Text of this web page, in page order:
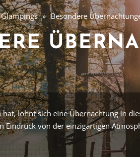
Glampings Besondere
lohnt sich eine Übernachtung in
Eindruck von der einzigartigen